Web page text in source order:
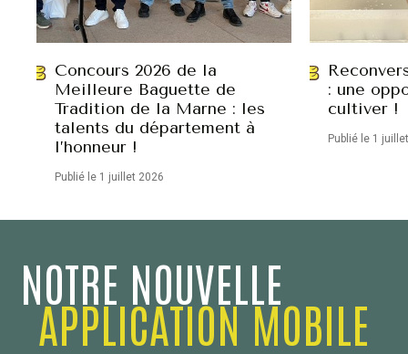
Concours 2026 de la
Meilleure Baguette de
Tradition de la Marne : les
talents du département à
l’honneur !
Publié le 1 juillet 2026
: une
cultiver !
Publié le 1
NOTRE NOUVELLE
APPLICATION MOBILE